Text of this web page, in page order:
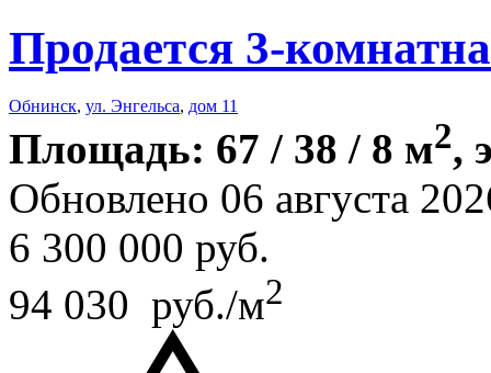
Продается 3-
Обнинск, ул. Энгельса, дом 11
Площадь: 67 / 38 / 8 м2,
Обновлено 06 августа
6 300 000 руб.
94 030 руб./м2